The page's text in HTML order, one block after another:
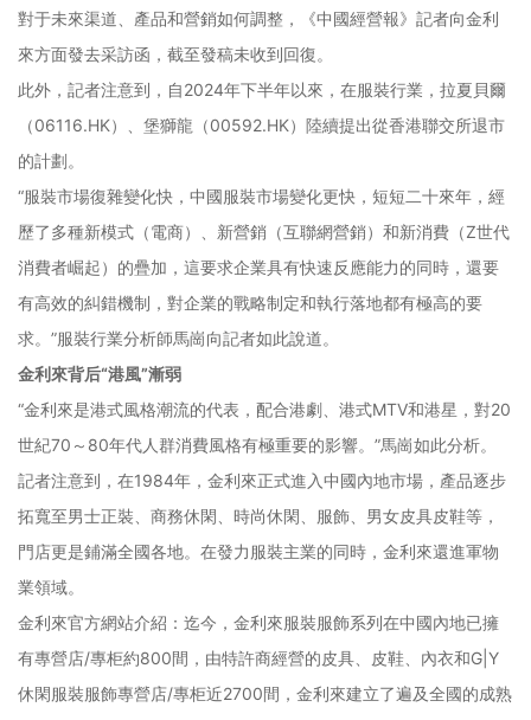
對于未來渠道、產品和營銷如何調整，《中國經營報》記者向金利
來方面發去采訪函，截至發稿未收到回復。
此外，記者注意到，自2024年下半年以來，在服裝行業，拉夏貝爾
（06116.HK）、堡獅龍（00592.HK）陸續提出從香港聯交所退市
的計劃。
“服裝市場復雜變化快，中國服裝市場變化更快，短短二十來年，經
歷了多種新模式（電商）、新營銷（互聯網營銷）和新消費（Z世代
消費者崛起）的疊加，這要求企業具有快速反應能力的同時，還要
有高效的糾錯機制，對企業的戰略制定和執行落地都有極高的要
求。”服裝行業分析師馬崗向記者如此說道。
金利來背后“港風”漸弱
“金利來是港式風格潮流的代表，配合港劇、港式MTV和港星，對20
世紀70～80年代人群消費風格有極重要的影響。”馬崗如此分析。
記者注意到，在1984年，金利來正式進入中國內地市場，產品逐步
拓寬至男士正裝、商務休閑、時尚休閑、服飾、男女皮具皮鞋等，
門店更是鋪滿全國各地。在發力服裝主業的同時，金利來還進軍物
業領域。
金利來官方網站介紹：迄今，金利來服裝服飾系列在中國內地已擁
有專營店/專柜約800間，由特許商經營的皮具、皮鞋、內衣和G|Y
休閑服裝服飾專營店/專柜近2700間，金利來建立了遍及全國的成熟